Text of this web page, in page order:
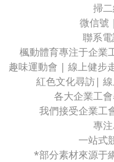
掃
微信
聯系
楓動體育專注于企業
趣味運動會 | 線上健步
紅色文化尋訪|
各大企業工
我們接受企業工
專
一站式
*部分素材來源于